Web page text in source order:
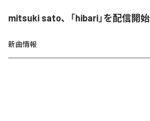
mitsuki sato、「hibari」を配信開始
新曲情報